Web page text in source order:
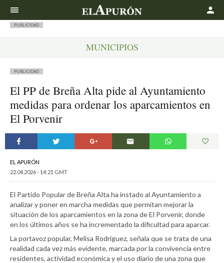
PUBLICIDAD
MUNICIPIOS
PUBLICIDAD
El PP de Breña Alta pide al Ayuntamiento
medidas para ordenar los aparcamientos en
El Porvenir
EL APURÓN
22.04.2026 - 14:21 GMT
El Partido Popular de Breña Alta ha instado al Ayuntamiento a
analizar y poner en marcha medidas que permitan mejorar la
situación de los aparcamientos en la zona de El Porvenir, donde
en los últimos años se ha incrementado la dificultad para aparcar.
La portavoz popular, Melisa Rodríguez, señala que se trata de una
realidad cada vez más evidente, marcada por la convivencia entre
residentes, actividad económica y el uso diario de una zona que